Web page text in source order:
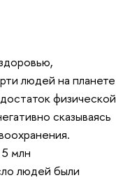
людей на планете
физической
сказываясь
млн
людей были